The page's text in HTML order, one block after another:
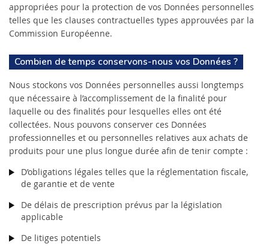
appropriées pour la protection de vos Données personnelles
telles que les clauses contractuelles types approuvées par la
Commission Européenne.
Combien de temps conservons-nous vos Données ?
Nous stockons vos Données personnelles aussi longtemps
que nécessaire à l’accomplissement de la finalité pour
laquelle ou des finalités pour lesquelles elles ont été
collectées. Nous pouvons conserver ces Données
professionnelles et ou personnelles relatives aux achats de
produits pour une plus longue durée afin de tenir compte :
D’obligations légales telles que la réglementation fiscale,
de garantie et de vente
De délais de prescription prévus par la législation
applicable
De litiges potentiels